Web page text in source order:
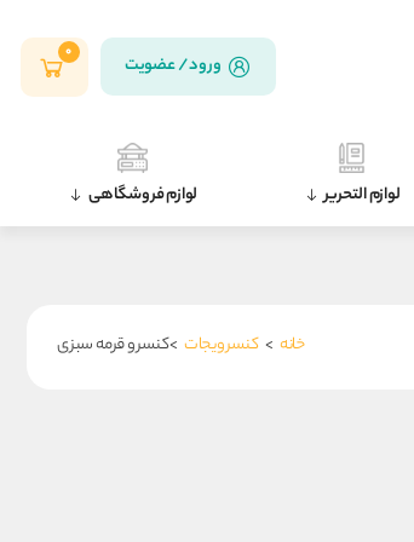
ورود / عضویت
0
لوازم التحریر لوازم فروشگاهی
خانه > کنسرویجات >کنسرو قرمه سبزی